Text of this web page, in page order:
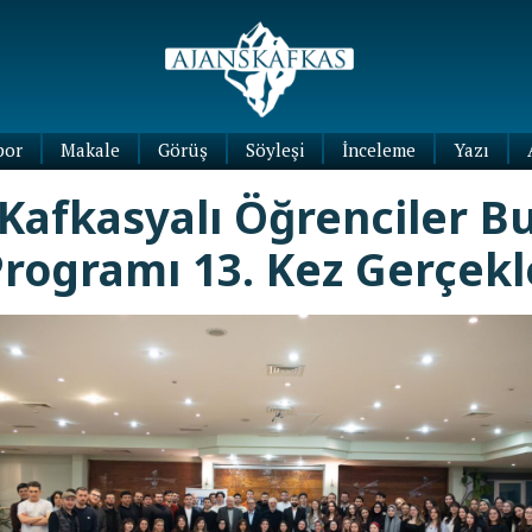
Makale Görüş Söyleşi İnceleme
Yazı
Yazıları
Blog
Yazıları
Öğrenciler
13. Kez